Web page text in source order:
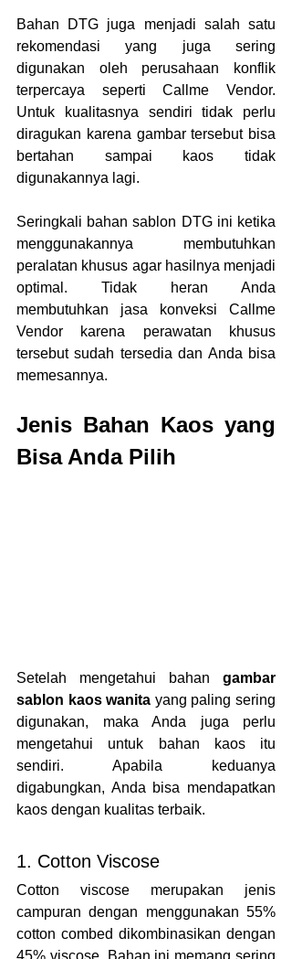
Bahan DTG juga menjadi salah satu
rekomendasi yang juga sering
digunakan oleh perusahaan konflik
terpercaya seperti Callme Vendor.
Untuk kualitasnya sendiri tidak perlu
diragukan karena gambar tersebut bisa
bertahan sampai kaos tidak
digunakannya lagi.
Seringkali bahan sablon DTG ini ketika
menggunakannya membutuhkan
peralatan khusus agar hasilnya menjadi
optimal. Tidak heran Anda
membutuhkan jasa konveksi Callme
Vendor karena perawatan khusus
tersebut sudah tersedia dan Anda bisa
memesannya.
Jenis Bahan Kaos yang
Bisa Anda Pilih
Setelah mengetahui bahan gambar
sablon kaos wanita yang paling sering
digunakan, maka Anda juga perlu
mengetahui untuk bahan kaos itu
sendiri. Apabila keduanya
digabungkan, Anda bisa mendapatkan
kaos dengan kualitas terbaik.
1. Cotton Viscose
Cotton viscose merupakan jenis
campuran dengan menggunakan 55%
cotton combed dikombinasikan dengan